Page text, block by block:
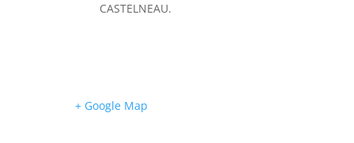
CASTELNEAU.
+ Google Map